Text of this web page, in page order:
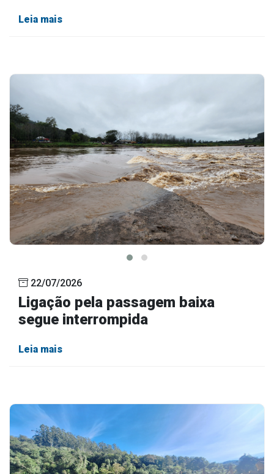
Leia mais
22/07/2026
Ligação pela passagem baixa
segue interrompida
Leia mais